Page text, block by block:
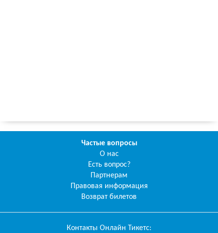
Частые вопросы
О нас
Есть вопрос?
Партнерам
Правовая информация
Возврат билетов
Контакты Онлайн Тикетс: